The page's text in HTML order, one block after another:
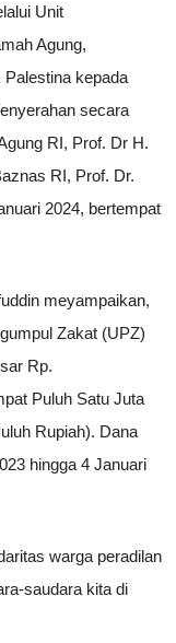
Unit
Agung,
kepada
secara
RI, Prof. Dr H.
RI, Prof. Dr.
2024, bertempat
meyampaikan,
Zakat (UPZ)
Rp.
Puluh Satu Juta
Rupiah). Dana
hingga 4 Januari
warga peradilan
saudara kita di